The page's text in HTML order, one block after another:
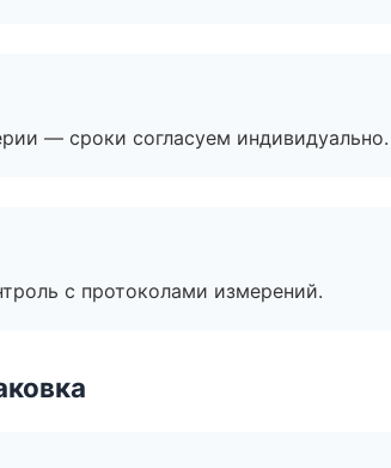
— сроки согласуем индивидуально.
с протоколами измерений.